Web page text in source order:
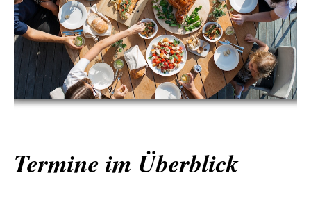
Termine im Überblick